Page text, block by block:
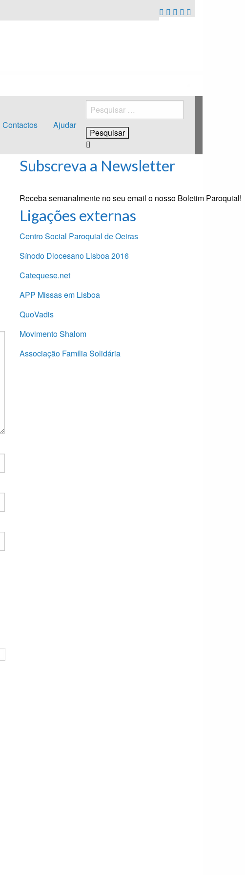
Contactos Ajudar
Pesquisar
por:
Subscreva a Newsletter
Receba semanalmente no seu email o nosso Boletim Paroquial!
Ligações externas
Centro Social Paroquial de Oeiras
Sínodo Diocesano Lisboa 2016
Catequese.net
APP Missas em Lisboa
QuoVadis
Movimento Shalom
Associação Família Solidária